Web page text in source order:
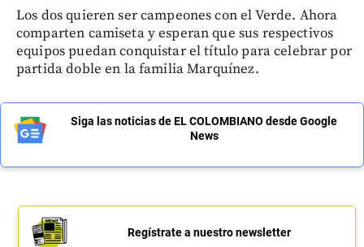
Los dos quieren ser campeones con el Verde. Ahora
comparten camiseta y esperan que sus respectivos
equipos puedan conquistar el título para celebrar por
partida doble en la familia Marquínez.
Siga las noticias de EL COLOMBIANO desde Google
News
Regístrate a nuestro newsletter